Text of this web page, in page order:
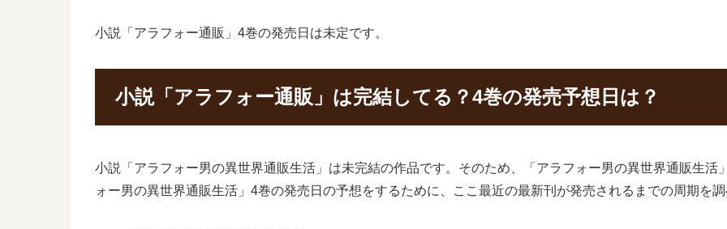
小説「アラフォー通販」4巻の発売日は未定です。
小説「アラフォー通販」は完結してる？4巻の発売予想日は？
小説「アラフォー男の異世界通販生活」は未完結の作品です。そのため、「アラフォー男の異世界通販生活
ォー男の異世界通販生活」4巻の発売日の予想をするために、ここ最近の最新刊が発売されるまでの周期を